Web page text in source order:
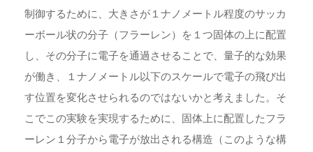
制御するために、大きさが１ナノメートル程度のサッカ
ーボール状の分子（フラーレン）を１つ固体の上に配置
し、その分子に電子を通過させることで、量子的な効果
が働き、１ナノメートル以下のスケールで電子の飛び出
す位置を変化させられるのではないかと考えました。そ
こでこの実験を実現するために、固体上に配置したフラ
ーレン１分子から電子が放出される構造（このような構